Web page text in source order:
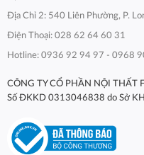
Địa Chỉ 2: 540 Liên Phường, P.
Điện Thoại: 028 62 64 60 31
Hotline: 0936 92 94 97 - 0968
CÔNG TY CỔ PHẦN NỘI THẤT
Số ĐKKD 0313046838 do Sở